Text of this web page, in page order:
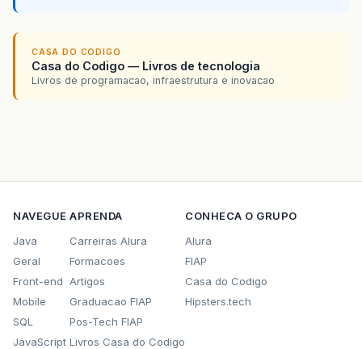
CASA DO CODIGO
Casa do Codigo — Livros de tecnologia
Livros de programacao, infraestrutura e inovacao
NAVEGUE
Java
Geral
Front-end
Mobile
SQL
JavaScript
APRENDA
Carreiras Alura
Formacoes
Artigos
Graduacao FIAP
Pos-Tech FIAP
Livros Casa do Codigo
CONHECA O GRUPO
Alura
FIAP
Casa do Codigo
Hipsters.tech